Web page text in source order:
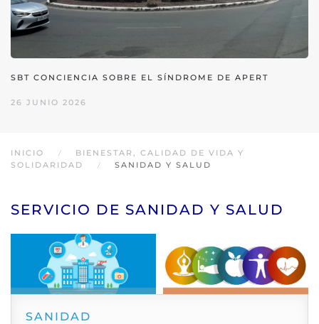
SBT CONCIENCIA SOBRE EL SÍNDROME DE APERT
26 JUNIO 2026
INICIO
BIENESTAR, CALIDAD DE VIDA Y
SOLIDARIDAD
SANIDAD Y SALUD
SERVICIO DE SANIDAD Y SALUD
SANIDAD